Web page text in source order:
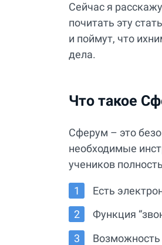
Сейчас я
почитать эту
и поймут, что
дела.
Что такое
Сферум – это
необходимые
учеников
Есть
Функция